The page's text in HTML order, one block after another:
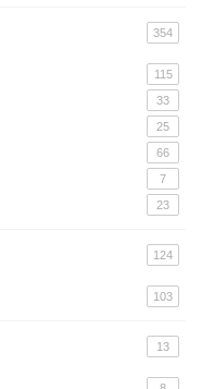
354
115
33
25
66
7
23
124
103
13